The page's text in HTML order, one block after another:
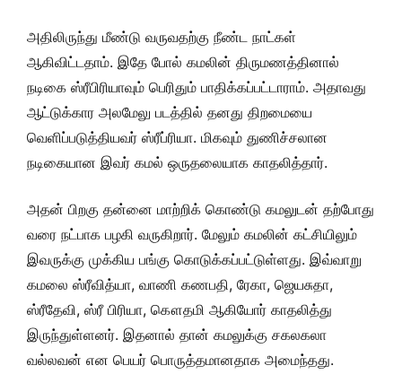
அதிலிருந்து மீண்டு வருவதற்கு நீண்ட நாட்கள்
ஆகிவிட்டதாம். இதே போல் கமலின் திருமணத்தினால்
நடிகை ஸ்ரீபிரியாவும் பெரிதும் பாதிக்கப்பட்டாராம். அதாவது
ஆட்டுக்கார அலமேலு படத்தில் தனது திறமையை
வெளிப்படுத்தியவர் ஸ்ரீப்ரியா. மிகவும் துணிச்சலான
நடிகையான இவர் கமல் ஒருதலையாக காதலித்தார்.
அதன் பிறகு தன்னை மாற்றிக் கொண்டு கமலுடன் தற்போது
வரை நட்பாக பழகி வருகிறார். மேலும் கமலின் கட்சியிலும்
இவருக்கு முக்கிய பங்கு கொடுக்கப்பட்டுள்ளது. இவ்வாறு
கமலை ஸ்ரீவித்யா, வாணி கணபதி, ரேகா, ஜெயசுதா,
ஸ்ரீதேவி, ஸ்ரீ பிரியா, கௌதமி ஆகியோர் காதலித்து
இருந்துள்ளனர். இதனால் தான் கமலுக்கு சகலகலா
வல்லவன் என பெயர் பொருத்தமானதாக அமைந்தது.